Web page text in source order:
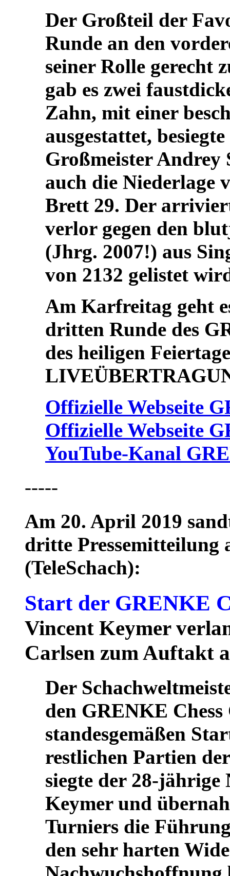
Der Großteil der
Runde an den
seiner Rolle gerecht
gab es zwei
Zahn, mit einer
ausgestattet,
Großmeister
auch die Niederlage
Brett 29. Der
verlor gegen den
(Jhrg. 2007!) aus
von 2132 gelistet
Am Karfreitag geht
dritten Runde des
des heiligen
Offizielle Webseite
Offizielle Webseite
YouTube-Kanal
-----
Am 20. April 2019
dritte Pressemitteilung
(TeleSchach):
Start der GRENKE
Vincent Keymer
Carlsen zum Auftakt
Der
den GRENKE Chess
standesgemäßen
restlichen Partien
siegte der 28-jährige
Keymer und
Turniers die
den sehr harten